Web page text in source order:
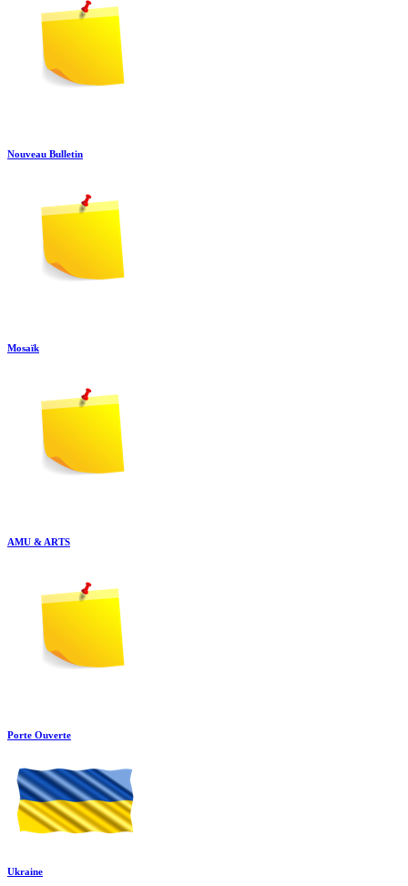
Nouveau Bulletin
Mosaïk
AMU & ARTS
Porte Ouverte
Ukraine